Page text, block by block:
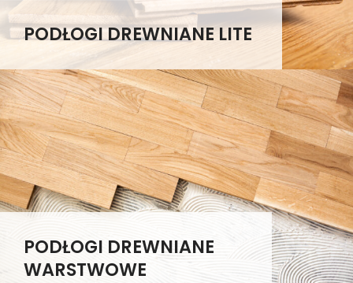
PODŁOGI DREWNIANE LITE
PODŁOGI DREWNIANE
WARSTWOWE